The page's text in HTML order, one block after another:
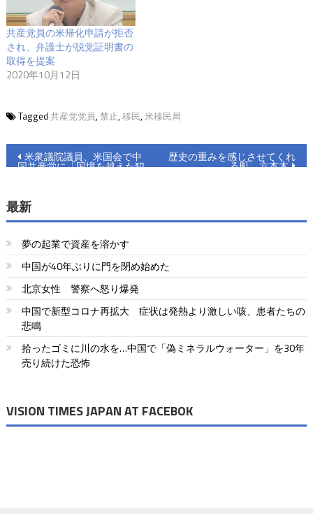
共産党員の米帰化申請が拒否
され、弁護士が脱党証明書の
取得を提案
2020年10月12日
Tagged 共産党党員, 禁止, 移民, 米移民局
投
ナ
ビ
ゲ
ー
シ
ョ
ン
米衆議院議員、米国会で中
国共産党に「国境を越えた犯
歴史の重みを感じさせてくれ
る町 六本木
最新
夢の起業で資産を溶かす
中国が40年ぶりに門を閉め始めた
北京女性 警察へ怒り爆発
中国で新型コロナ再拡大 症状は発熱より激しい咳、患者たちの
悲鳴
拾ったゴミに川の水を…中国で「偽ミネラルウォーター」を30年
売り続けた恐怖
VISION TIMES JAPAN AT FACEBOK